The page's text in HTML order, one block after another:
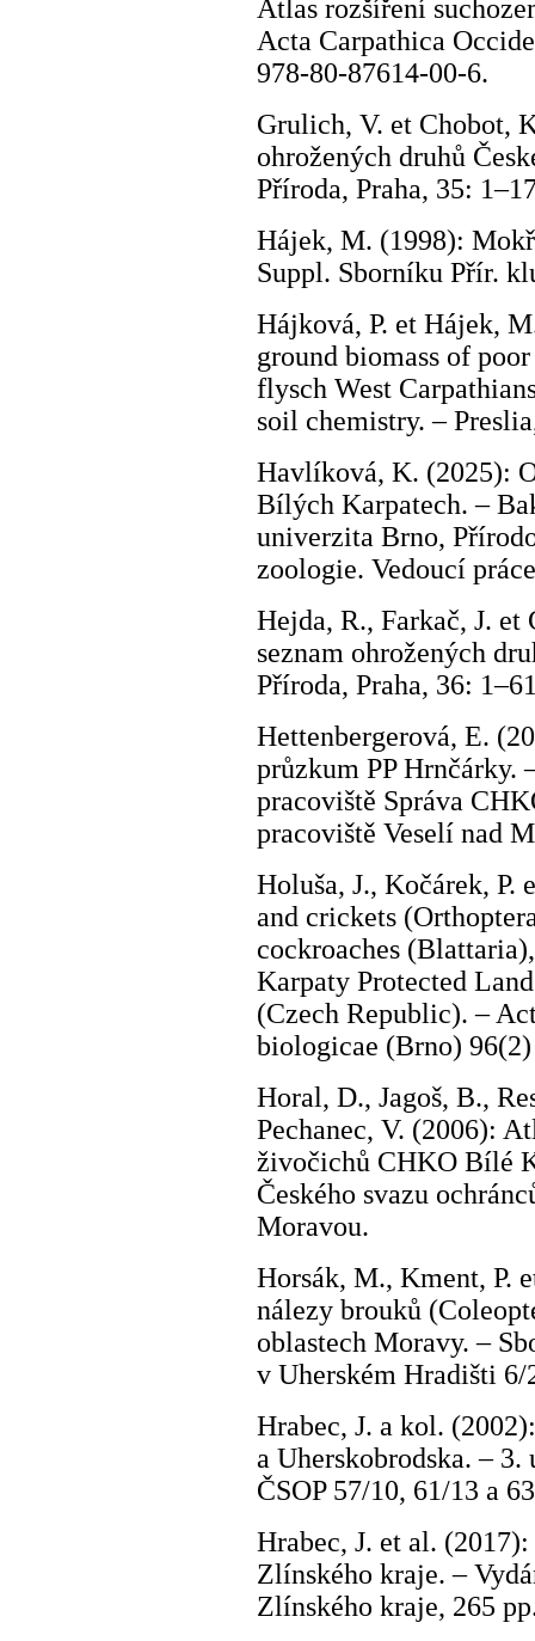
Atlas rozšíření
Acta Carpathica
978-80-87614-00-6.
Grulich, V. et Chobot,
ohrožených druhů
Příroda, Praha, 35:
Hájek, M. (1998):
Suppl. Sborníku Přír.
Hájková, P. et Hájek,
ground biomass of
flysch West
soil chemistry. –
Havlíková, K. (2025):
Bílých Karpatech. –
univerzita Brno,
zoologie. Vedoucí
Hejda, R., Farkač, J.
seznam ohrožených
Příroda, Praha, 36:
Hettenbergerová, E.
průzkum PP Hrnčárky.
pracoviště Správa
pracoviště Veselí nad
Holuša, J., Kočárek, P.
and crickets
cockroaches
Karpaty Protected
(Czech Republic). –
biologicae (Brno)
Horal, D., Jagoš, B.,
Pechanec, V. (2006):
živočichů CHKO Bílé
Českého svazu
Moravou.
Horsák, M., Kment, P.
nálezy brouků
oblastech Moravy. –
v Uherském Hradišti 6/
Hrabec, J. a kol.
a Uherskobrodska. –
ČSOP 57/10, 61/13 a
Hrabec, J. et al.
Zlínského kraje. –
Zlínského kraje, 265